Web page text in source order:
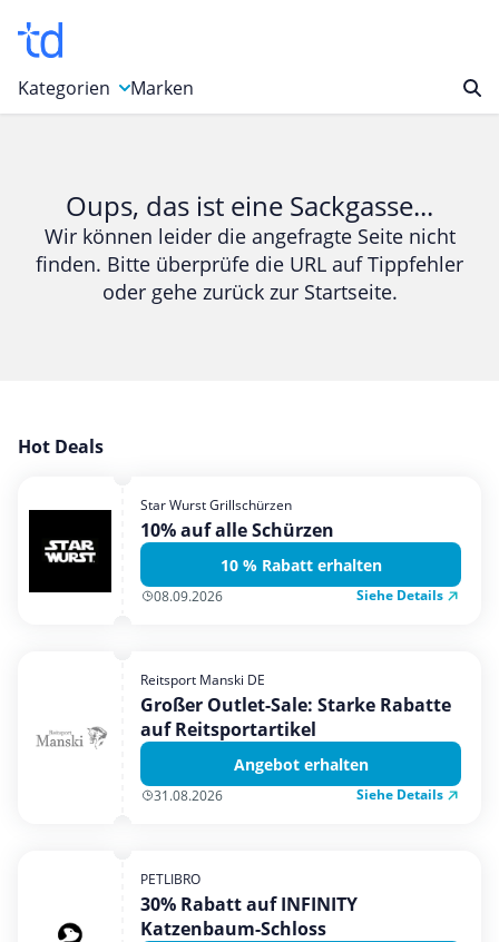
Kategorien
Bücher & Magazine
Computer & Elektronik
Entertainment & Media
Garten, Haushalt & Tiere
Mobilfunk & Internet
Mode & Accessoires
Shopping
Urlaub & Reise
Marken
Oups, das ist eine Sackgasse...
Wir können leider die angefragte Seite nicht
finden. Bitte überprüfe die URL auf Tippfehler
oder gehe zurück zur Startseite.
Hot Deals
Star Wurst Grillschürzen
10% auf alle Schürzen
10 % Rabatt erhalten
08.09.2026 Siehe Details
Reitsport Manski DE
Großer Outlet-Sale: Starke Rabatte
auf Reitsportartikel
Angebot erhalten
31.08.2026 Siehe Details
PETLIBRO
30% Rabatt auf INFINITY
Katzenbaum-Schloss